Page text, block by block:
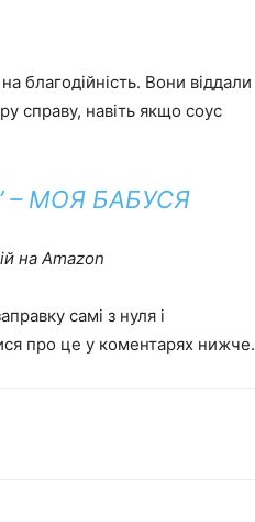
благодійність. Вони віддали
справу, навіть якщо соус
– МОЯ БАБУСЯ
на Amazon
самі з нуля і
про це у коментарях нижче.